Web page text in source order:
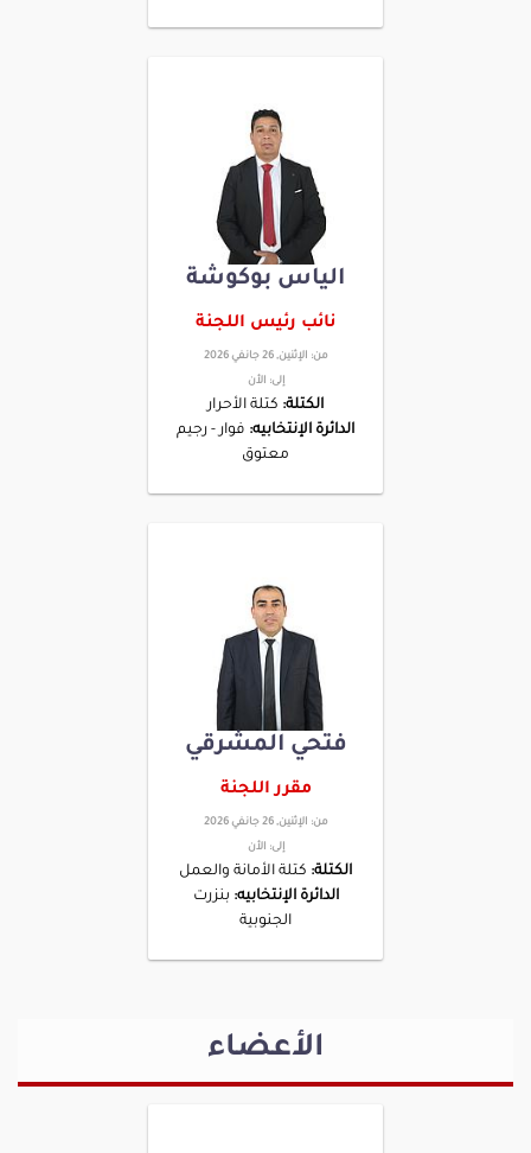
الياس بوكوشة
نائب رئيس اللجنة
من: الإثنين, 26 جانفي 2026
إلى: الأن
الكتلة: كتلة الأحرار
الدائرة الإنتخابيه: فوار - رجيم
معتوق
فتحي المشرقي
مقرر اللجنة
من: الإثنين, 26 جانفي 2026
إلى: الأن
الكتلة: كتلة الأمانة والعمل
الدائرة الإنتخابيه: بنزرت
الجنوبية
الأعضاء